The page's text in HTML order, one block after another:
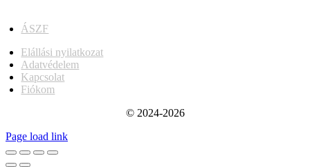
ÁSZF
Elállási nyilatkozat
Adatvédelem
Kapcsolat
Fiókom
© 2024-2026
Page load link